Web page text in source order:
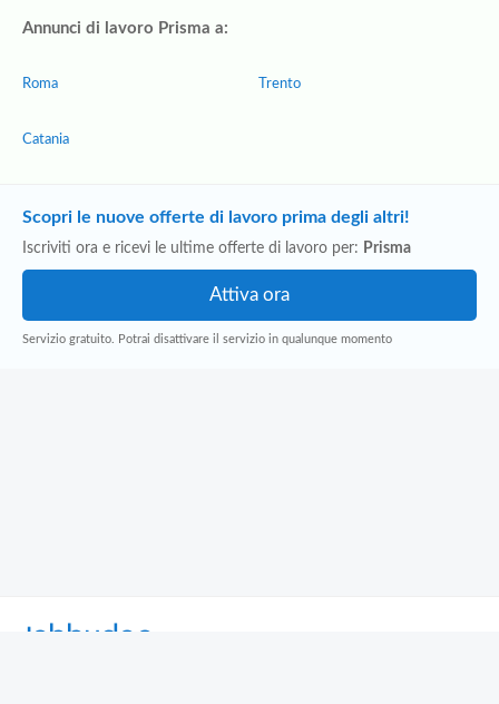
Annunci di lavoro Prisma a:
Roma
Catania
Trento
Scopri le nuove offerte di lavoro prima degli altri!
Iscriviti ora e ricevi le ultime offerte di lavoro per: Prisma
Servizio gratuito. Potrai disattivare il servizio in qualunque momento
Jobbydoo